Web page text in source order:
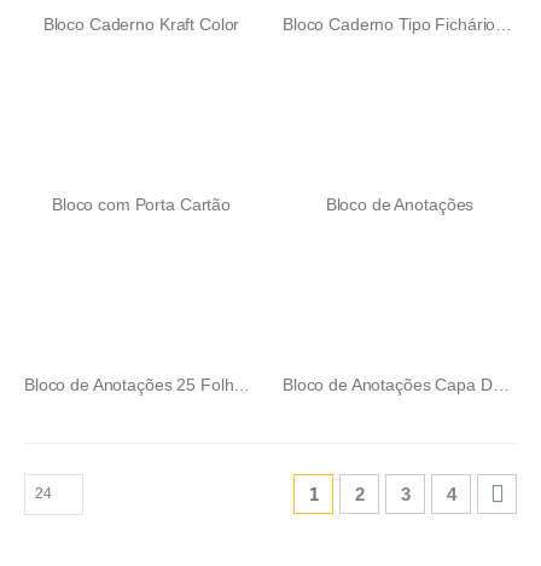
Bloco Caderno Kraft Color
Bloco com Porta Cartão Bloco de Anotações
Bloco de Anotações Capa Dura Dimensão
1 2 3 4